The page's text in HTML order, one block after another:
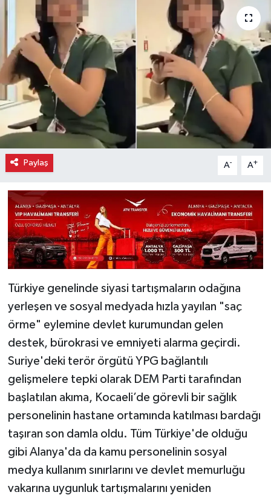
Paylaş A- A+
Türkiye genelinde siyasi tartışmaların odağına
yerleşen ve sosyal medyada hızla yayılan "saç
örme" eylemine devlet kurumundan gelen
destek, bürokrasi ve emniyeti alarma geçirdi.
Suriye'deki terör örgütü YPG bağlantılı
gelişmelere tepki olarak DEM Parti tarafından
başlatılan akıma, Kocaeli’de görevli bir sağlık
personelinin hastane ortamında katılması bardağı
taşıran son damla oldu. Tüm Türkiye'de olduğu
gibi Alanya'da da kamu personelinin sosyal
medya kullanım sınırlarını ve devlet memurluğu
vakarına uygunluk tartışmalarını yeniden